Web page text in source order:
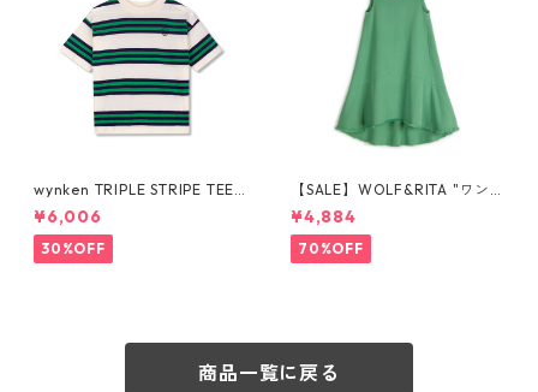
wynken TRIPLE STRIPE TEE
NAVY / GREEN 4y-12y WK2
0J25
¥6,006
30%OFF
【SALE】WOLF&RITA "ワン
ピース LAURA STONE GREE
N" 6y-12y
¥4,884
70%OFF
商品一覧に戻る